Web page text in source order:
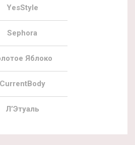
YesStyle
Sephora
Яблоко
CurrentBody
Л’Этуаль